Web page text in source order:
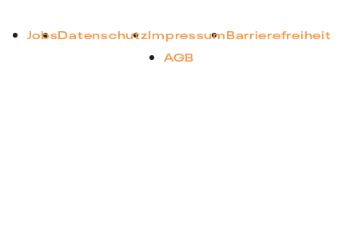
JobsDatenschutzImpressumBarrierefreiheit
AGB